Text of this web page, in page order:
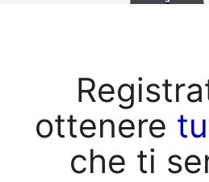
ottenere
che ti